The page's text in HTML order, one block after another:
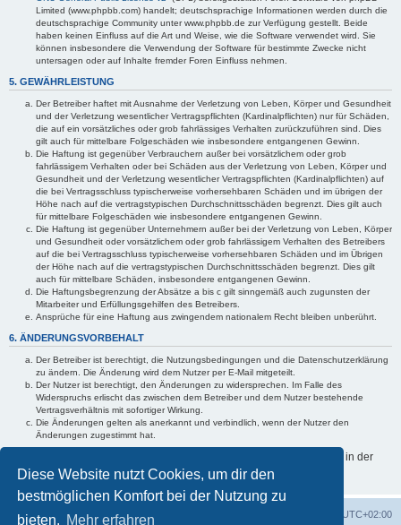
Diese Website nutzt Cookies, um dir den
bestmöglichen Komfort bei der Nutzung zu
bieten. Mehr erfahren
Limited (www.phpbb.com) handelt; deutschsprachige Informationen werden durch die
deutschsprachige Community unter www.phpbb.de zur Verfügung gestellt. Beide
haben keinen Einfluss auf die Art und Weise, wie die Software verwendet wird. Sie
können insbesondere die Verwendung der Software für bestimmte Zwecke nicht
untersagen oder auf Inhalte fremder Foren Einfluss nehmen.
5. GEWÄHRLEISTUNG
Der Betreiber haftet mit Ausnahme der Verletzung von Leben, Körper und Gesundheit
und der Verletzung wesentlicher Vertragspflichten (Kardinalpflichten) nur für Schäden,
die auf ein vorsätzliches oder grob fahrlässiges Verhalten zurückzuführen sind. Dies
gilt auch für mittelbare Folgeschäden wie insbesondere entgangenen Gewinn.
Die Haftung ist gegenüber Verbrauchern außer bei vorsätzlichem oder grob
fahrlässigem Verhalten oder bei Schäden aus der Verletzung von Leben, Körper und
Gesundheit und der Verletzung wesentlicher Vertragspflichten (Kardinalpflichten) auf
die bei Vertragsschluss typischerweise vorhersehbaren Schäden und im übrigen der
Höhe nach auf die vertragstypischen Durchschnittsschäden begrenzt. Dies gilt auch
für mittelbare Folgeschäden wie insbesondere entgangenen Gewinn.
Die Haftung ist gegenüber Unternehmern außer bei der Verletzung von Leben, Körper
und Gesundheit oder vorsätzlichem oder grob fahrlässigem Verhalten des Betreibers
auf die bei Vertragsschluss typischerweise vorhersehbaren Schäden und im Übrigen
der Höhe nach auf die vertragstypischen Durchschnittsschäden begrenzt. Dies gilt
auch für mittelbare Schäden, insbesondere entgangenen Gewinn.
Die Haftungsbegrenzung der Absätze a bis c gilt sinngemäß auch zugunsten der
Mitarbeiter und Erfüllungsgehilfen des Betreibers.
Ansprüche für eine Haftung aus zwingendem nationalem Recht bleiben unberührt.
6. ÄNDERUNGSVORBEHALT
Der Betreiber ist berechtigt, die Nutzungsbedingungen und die Datenschutzerklärung
zu ändern. Die Änderung wird dem Nutzer per E-Mail mitgeteilt.
Der Nutzer ist berechtigt, den Änderungen zu widersprechen. Im Falle des
Widerspruchs erlischt das zwischen dem Betreiber und dem Nutzer bestehende
Vertragsverhältnis mit sofortiger Wirkung.
Die Änderungen gelten als anerkannt und verbindlich, wenn der Nutzer den
Änderungen zugestimmt hat.
Informationen über den Umgang mit deinen persönlichen Daten sind in der
Datenschutzerklärung enthalten.
Foren-Übersicht UTC+02:00